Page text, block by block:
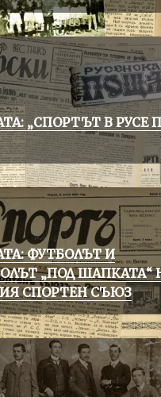
„СПОРТЪТ В РУСЕ
ФУТБОЛЪТ И
„ПОД ШАПКАТА“
СПОРТЕН СЪЮЗ